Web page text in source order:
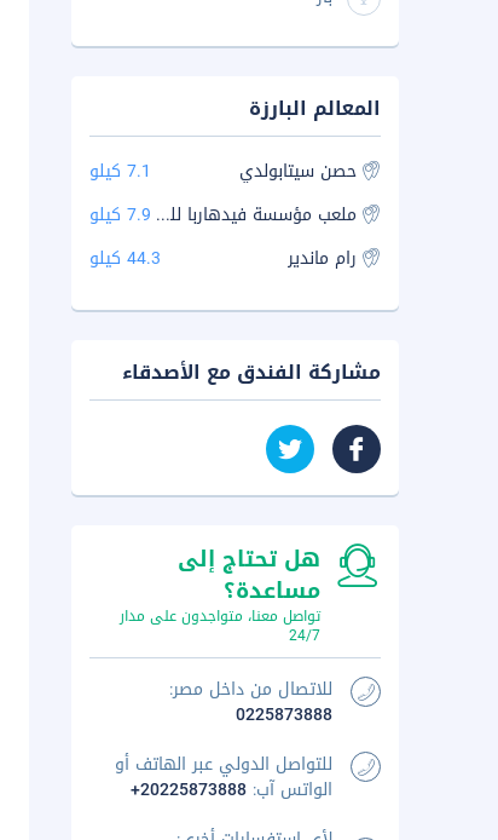
المعالم البارزة
حصن سيتابولدي
7.1 كيلو
ملعب مؤسسة فيدهاربا للكريكيت 7.9 كيلو
رام ماندير
44.3 كيلو
مشاركة الفندق مع الأصدقاء
هل تحتاج إلى
مساعدة؟
تواصل معنا، متواجدون على مدار
24/7
للاتصال من داخل مصر:
0225873888
للتواصل الدولي عبر الهاتف أو
الواتس آب: +20225873888